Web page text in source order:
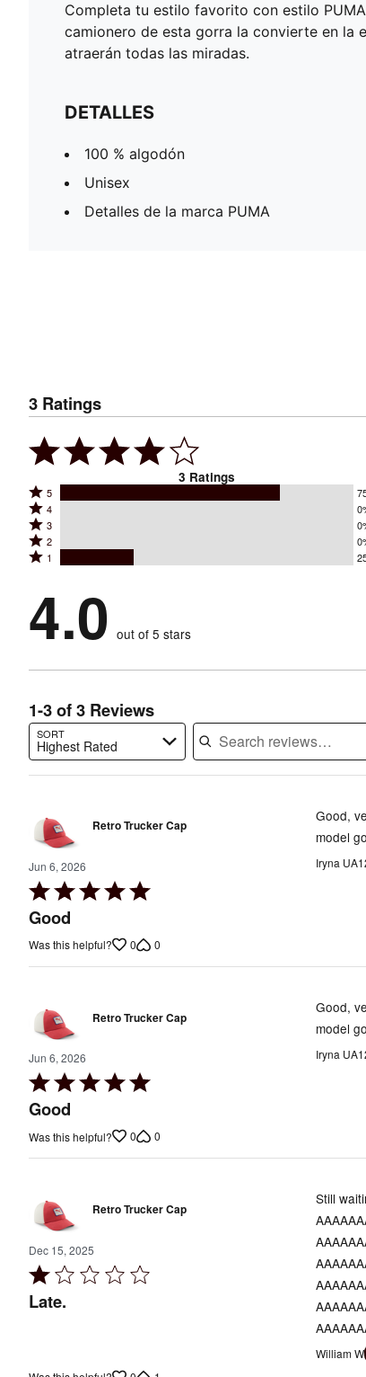
Completa tu estilo favorito con estilo
camionero de esta gorra la convierte en la
atraerán todas las miradas.
DETALLES
100 % algodón
Unisex
Detalles de la marca PUMA
3 Ratings
3 Ratings
Rated
5
stars
by
reviewers
5
Rated
4
stars
by
of
reviewers
4
Rated
3
stars
0%
of
reviewers
3
Rated
2
by
0%
2
Rated
stars
by
25%
reviewers
1
4.0 out of 5 stars
1-3 of 3 Reviews
SORT
Highest Rated
Search reviews…
Retro Trucker Cap
Jun 6, 2026
Rated
5
of
Good
Good,
model
Iryna
Was this helpful? 0 0
Retro Trucker Cap
Jun 6, 2026
Rated
5
of
Good
Good,
model
Iryna
Was this helpful? 0 0
Retro Trucker Cap
Dec 15, 2025
Rated
1Late.
Still
William W